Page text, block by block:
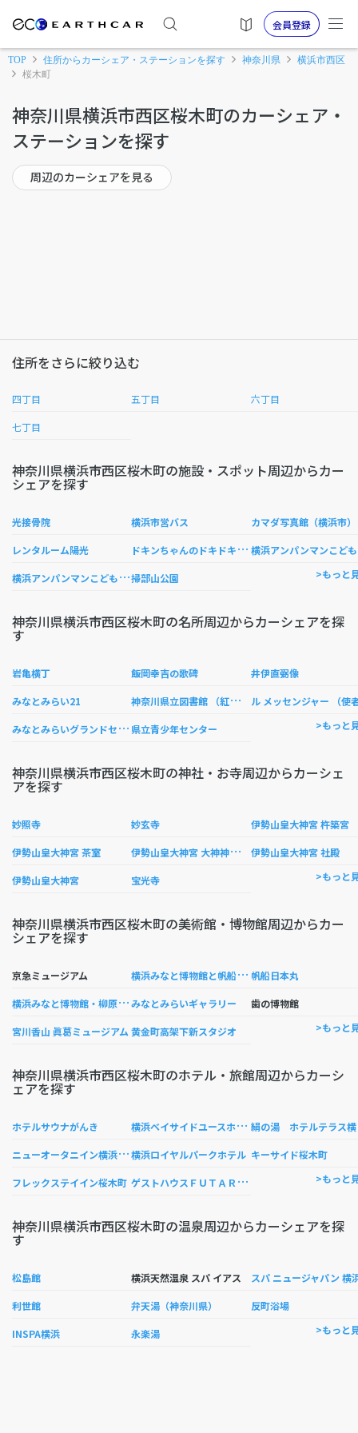
会員登録
TOP 住所からカーシェア・ステーションを探す 神奈川県
横浜市西区
桜木町
神奈川県横浜市西区桜木町のカーシェア・
ステーションを探す
周辺のカーシェアを見る
住所をさらに絞り込む
四丁目 五丁目 六丁目
七丁目
神奈川県横浜市西区桜木町の施設・スポット周辺からカー
シェアを探す
光接骨院 横浜市営バス カマダ写真館（横浜市）
レンタルーム陽光 ド
キンちゃんのドキドキおしゃれショップ
横
浜アンパンマンこどもミュージアム＆モール掃部山公園 >もっと
神奈川県横浜市西区桜木町の名所周辺からカーシェアを探
す
岩亀横丁 飯岡幸吉の歌碑 井伊直弼像
みなとみらい21 神
奈川県立図書館 （紅葉ヶ丘） ル メッセンジャー （使
み
なとみらいグランドセントラルタワー 県立青少年センター >もっと
神奈川県横浜市西区桜木町の神社・お寺周辺からカーシェ
アを探す
妙照寺 妙玄寺 伊勢山皇大神宮 杵築宮
伊勢山皇大神宮 茶室 伊
勢山皇大神宮 大神神社磐座 伊勢山皇大神宮 社殿
伊勢山皇大神宮 宝光寺 >もっと
神奈川県横浜市西区桜木町の美術館・博物館周辺からカー
シェアを探す
京急ミュージアム 横
浜みなと博物館と帆船日本丸 帆船日本丸
横
浜みなと博物館・柳原良平アートミュージアムみなとみらいギャラリー 歯の博物館
宮川香山 眞葛ミュージアム 黄金町高架下新スタジオ >もっと
神奈川県横浜市西区桜木町のホテル・旅館周辺からカーシ
ェアを探す
ホテルサウナがんき 横
浜ベイサイドユースホステル
の
ニ
ューオータニイン横浜プレミアム横浜ロイヤルパークホテル キーサイド桜木町
フレックステイイン桜木町 ゲ
ストハウスＦＵＴＡＲＥＮＯ−横浜野毛みなとみらいの宿− >もっと
神奈川県横浜市西区桜木町の温泉周辺からカーシェアを探
す
松島館 横浜天然温泉 スパ イアス スパ ニュージャパン 横
利世館 弁天湯（神奈川県） 反町浴場
INSPA横浜 永楽湯 >もっと